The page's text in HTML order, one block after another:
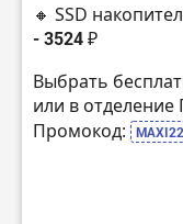
🔸 SSD
- 3524 ₽
Выбрать
или в
Промокод: MAXI22